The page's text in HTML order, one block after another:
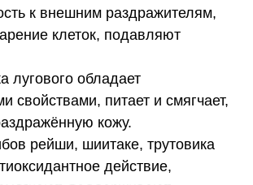
к внешним раздражителям,
клеток, подавляют
лугового обладает
свойствами, питает и смягчает,
кожу.
рейши, шиитаке, трутовика
действие,